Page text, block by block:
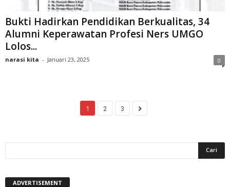
Bukti Hadirkan Pendidikan Berkualitas, 34
Alumni Keperawatan Profesi Ners UMGO
Lolos...
narasi kita - Januari 23, 2025 0
1 2 3
ADVERTISEMENT